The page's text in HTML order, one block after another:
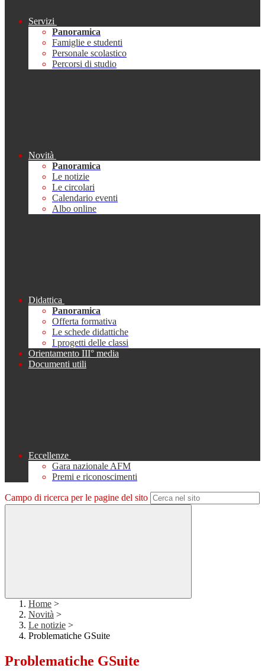
Servizi
Panoramica
Famiglie e studenti
Personale scolastico
Percorsi di studio
Novità
Panoramica
Le notizie
Le circolari
Calendario eventi
Albo online
Didattica
Panoramica
Offerta formativa
Le schede didattiche
I progetti delle classi
Orientamento III° media
Documenti utili
Eccellenze
Gara nazionale AFM
Premi e riconoscimenti
Campo di ricerca per le pagine del sito
Home >
Novità >
Le notizie >
Problematiche GSuite
Problematiche GSuite